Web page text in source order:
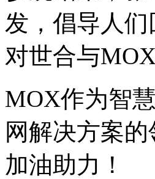
发，倡导人
对世合与
MOX作为智
网解决方案
加油助力！